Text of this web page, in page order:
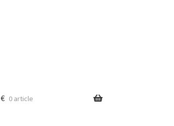
€ 0 article